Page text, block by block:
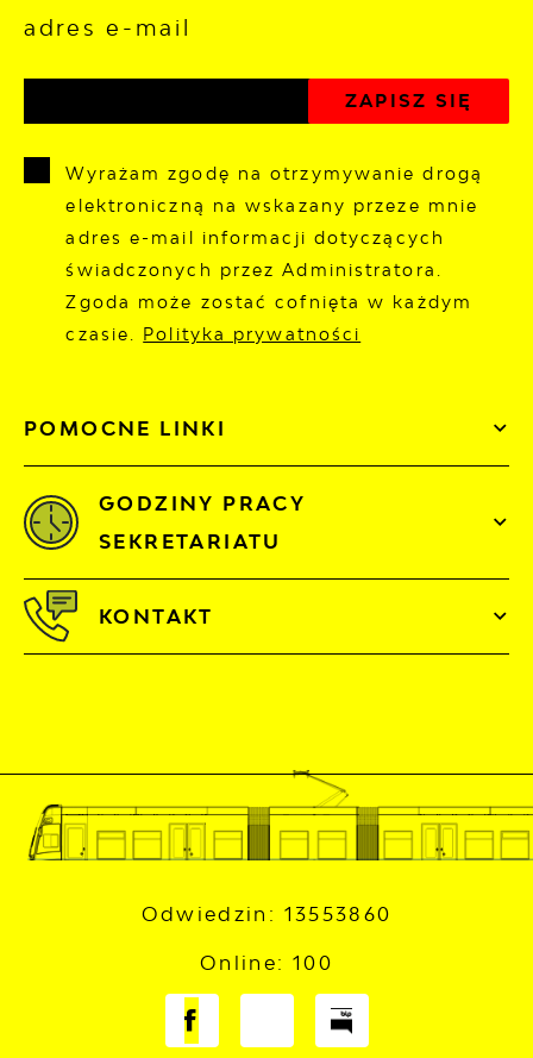
POMOCNE LINKI
adres e-mail
Wyrażam zgodę na otrzymywanie drogą
elektroniczną na wskazany przeze mnie
adres e-mail informacji dotyczących
świadczonych przez Administratora.
Zgoda może zostać cofnięta w każdym
czasie. Polityka prywatności
GODZINY PRACY
SEKRETARIATU
KONTAKT
Odwiedzin: 13553860
Online: 100